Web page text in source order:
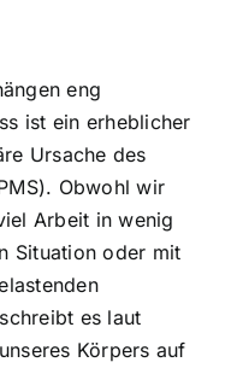
eng
ist ein erheblicher
Ursache des
Obwohl wir
Arbeit in wenig
Situation oder mit
es laut
Körpers auf